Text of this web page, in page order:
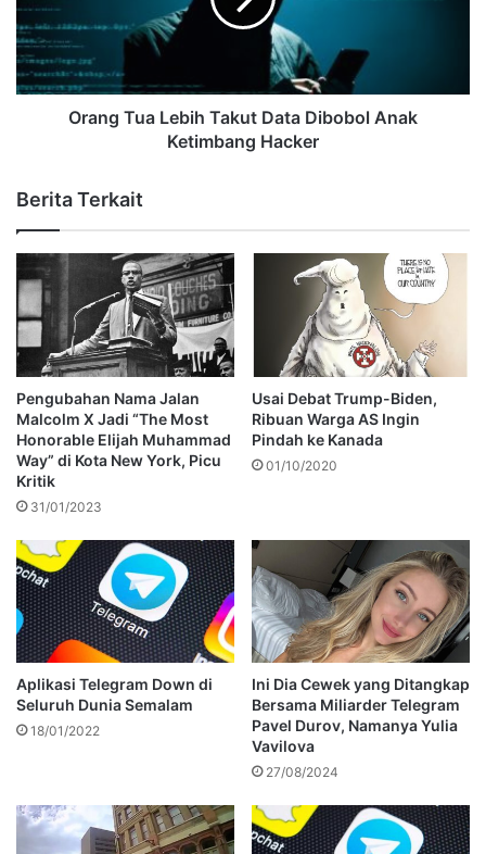
Orang Tua Lebih Takut Data Dibobol Anak
Ketimbang Hacker
Berita Terkait
Pengubahan Nama Jalan
Malcolm X Jadi “The Most
Honorable Elijah Muhammad
Way” di Kota New York, Picu
Kritik
31/01/2023
Usai Debat Trump-Biden,
Ribuan Warga AS Ingin
Pindah ke Kanada
01/10/2020
Aplikasi Telegram Down di
Seluruh Dunia Semalam
18/01/2022
Ini Dia Cewek yang Ditangkap
Bersama Miliarder Telegram
Pavel Durov, Namanya Yulia
Vavilova
27/08/2024